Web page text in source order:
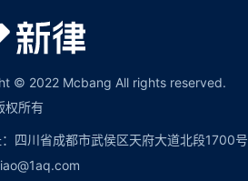
© 2022 Mcbang All rights reserved.
权所有
四川省成都市武侯区天府大道北段1700号